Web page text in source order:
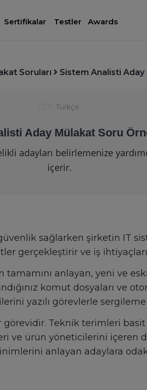
Sertifikalar Testler Awards
Soruları Sistem Analisti Aday
Türkçe
Aday Mülakat Soru
adayları belirlemenize
içerir.
sağlarken şirketin IT
gerçekleştirir ve iş
tamamını anlayan, yeni ve
komut dosyaları ve
yazılı görevlerle sergileme
Teknik terimleri
ve ürün yöneticilerini içeren
anlayan adaylara